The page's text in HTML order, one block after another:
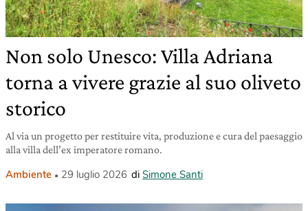
Non solo Unesco: Villa Adriana
torna a vivere grazie al suo oliveto
storico
Al via un progetto per restituire vita, produzione e cura del paesaggio
alla villa dell’ex imperatore romano.
Ambiente 29 luglio 2026 di Simone Santi